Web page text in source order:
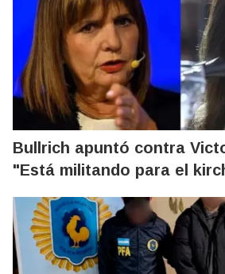
Bullrich apuntó contra
"Está militando para el